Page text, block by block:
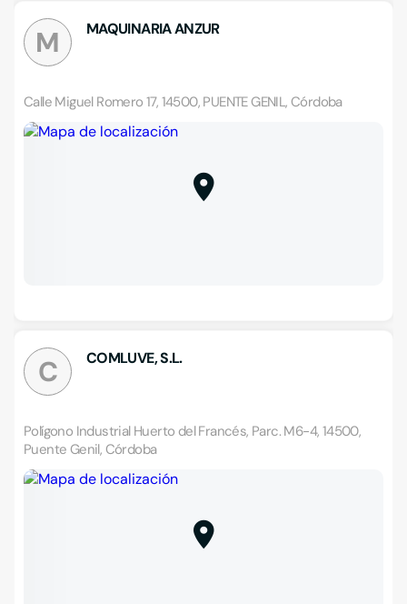
M MAQUINARIA ANZUR
Calle Miguel Romero 17, 14500, PUENTE GENIL, Córdoba
C COMLUVE, S.L.
Polígono Industrial Huerto del Francés, Parc. M6-4, 14500,
Puente Genil, Córdoba